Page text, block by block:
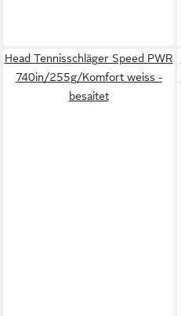
Head Tennisschläger Speed PWR
740in/255g/Komfort weiss -
besaitet